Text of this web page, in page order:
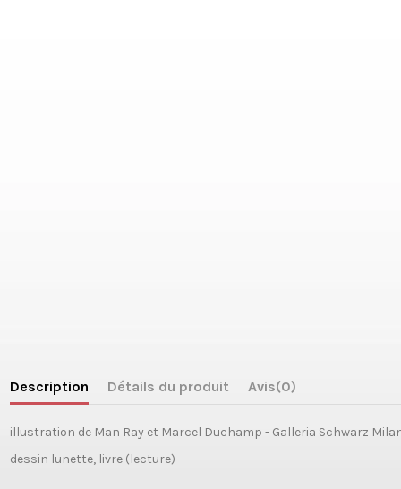
Description Détails du produit Avis(0)
illustration de Man Ray et Marcel Duchamp - Galleria Schwarz
dessin lunette, livre (lecture)